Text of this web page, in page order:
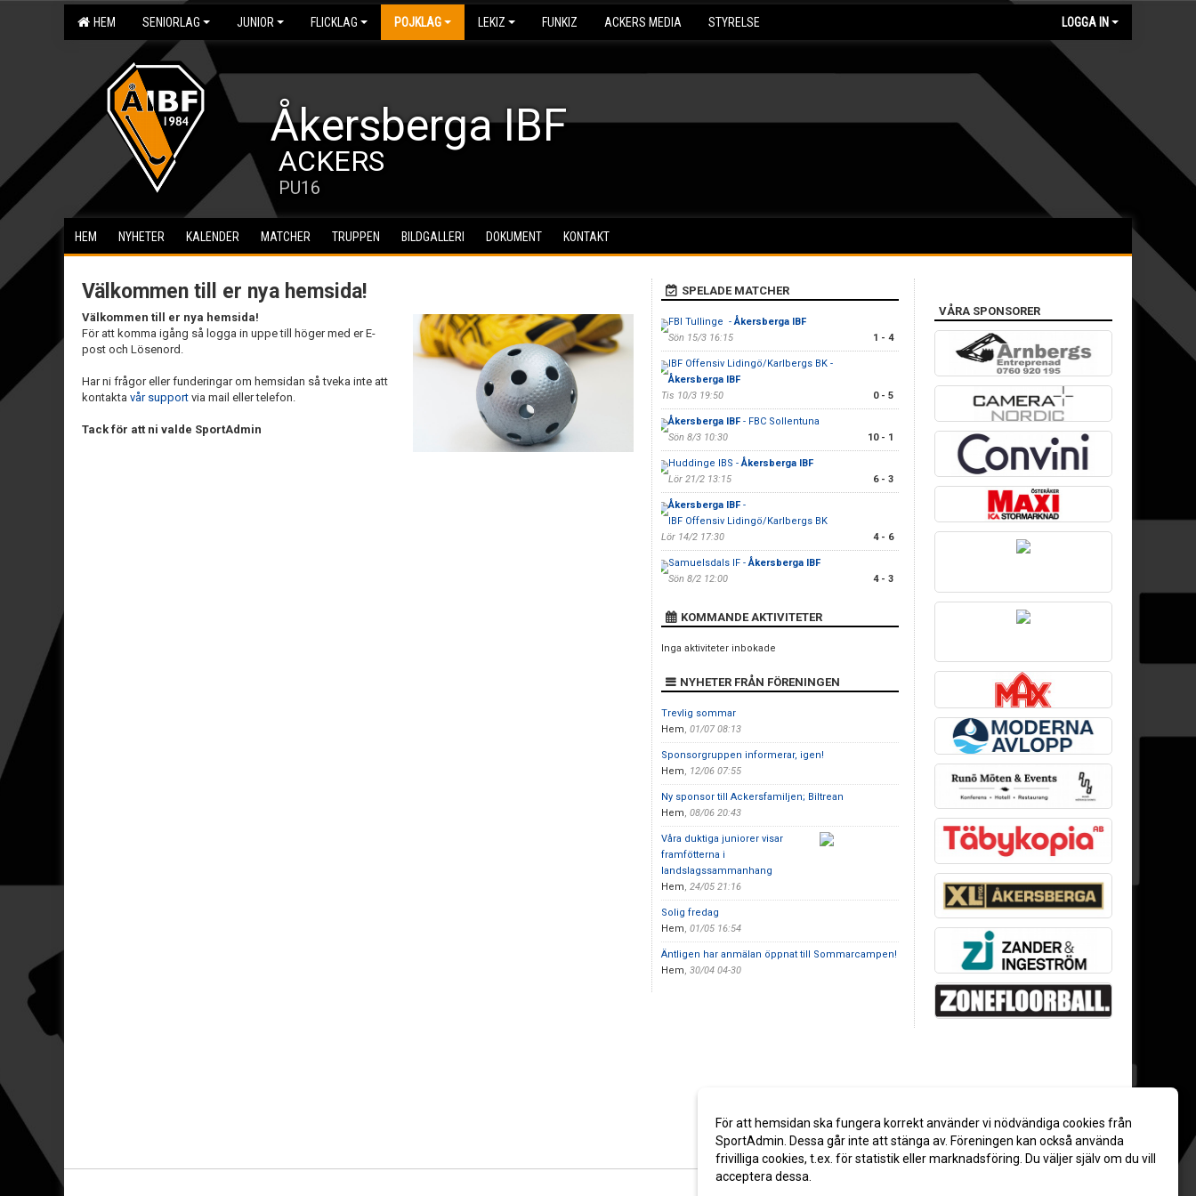
HEM SENIORLAG JUNIOR FLICKLAG POJKLAG LEKIZ FUNKIZ ACKERS MEDIA STYRELSE LOGGA IN
Åkersberga IBF
ACKERS
PU16
HEM NYHETER KALENDER MATCHER TRUPPEN BILDGALLERI DOKUMENT KONTAKT
Välkommen till er nya hemsida!
Välkommen till er nya hemsida!
För att komma igång så logga in uppe till höger med er E-
post och Lösenord.
Har ni frågor eller funderingar om hemsidan så tveka inte att
kontakta vår support via mail eller telefon.
Tack för att ni valde SportAdmin
SPELADE MATCHER
FBI Tullinge -Åkersberga IBF
Sön 15/3 16:15
1 - 4
IBF Offensiv Lidingö/Karlbergs BK -
Åkersberga IBF
Tis 10/3 19:50
0 - 5
Åkersberga IBF- FBC Sollentuna
Sön 8/3 10:30
10 - 1
Huddinge IBS -Åkersberga IBF
Lör 21/2 13:15
6 - 3
Åkersberga IBF-
IBF Offensiv Lidingö/Karlbergs BK
Lör 14/2 17:30
4 - 6
Samuelsdals IF -Åkersberga IBF
Sön 8/2 12:00
4 - 3
KOMMANDE AKTIVITETER
Inga aktiviteter inbokade
NYHETER FRÅN FÖRENINGEN
Trevlig sommar
Hem, 01/07 08:13
Sponsorgruppen informerar, igen!
Hem, 12/06 07:55
Ny sponsor till Ackersfamiljen; Biltrean
Hem, 08/06 20:43
Våra duktiga juniorer visar
framfötterna i
landslagssammanhang
Hem, 24/05 21:16
Solig fredag
Hem, 01/05 16:54
Äntligen har anmälan öppnat till Sommarcampen!
Hem, 30/04 04-30
VÅRA SPONSORER
För att hemsidan ska fungera korrekt använder vi nödvändiga cookies från
SportAdmin. Dessa går inte att stänga av. Föreningen kan också använda
frivilliga cookies, t.ex. för statistik eller marknadsföring. Du väljer själv om du vill
acceptera dessa.